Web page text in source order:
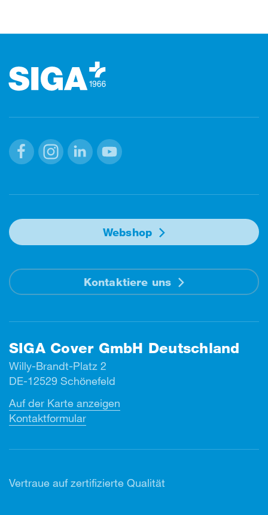
Webshop
Kontaktiere uns
SIGA Cover GmbH Deutschland
Willy-Brandt-Platz 2
DE-12529 Schönefeld
Auf der Karte anzeigen
Kontaktformular
Vertraue auf zertifizierte Qualität